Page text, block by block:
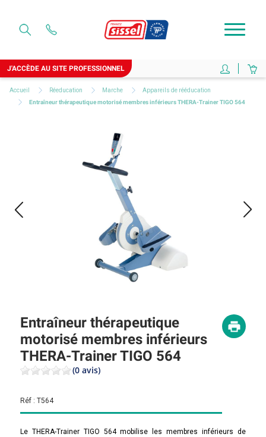
J'ACCÈDE AU SITE PROFESSIONNEL
Accueil Réeducation Marche
Appareils de rééducation
Entraîneur thérapeutique motorisé membres inférieurs THERA-Trainer TIGO 564
Entraîneur thérapeutique
motorisé membres inférieurs
THERA-Trainer TIGO 564
(0 avis)
Réf : T564
Le THERA-Trainer TIGO 564 mobilise les membres inférieurs de